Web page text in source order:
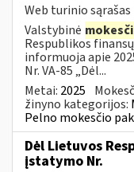
Web turinio sąrašas
Valstybinė
Respublikos
informuoja apie
Nr. VA-85 „Dėl...
Metai: 2025
žinyno kategorijos:
Pelno mokesčio
Dėl Lietuvos
įstatymo Nr.